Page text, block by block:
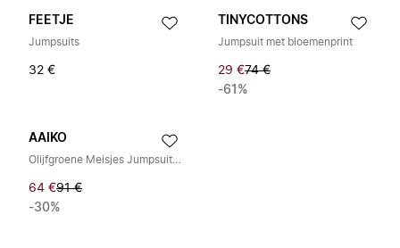
FEETJE
Jumpsuits
32 €
TINYCOTTONS
Jumpsuit met bloemenprint
29 €74 €
-61%
AAIKO
Olijfgroene Meisjes Jumpsuit Malory
64 €91 €
-30%